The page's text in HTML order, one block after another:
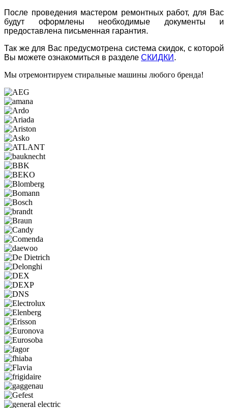
После проведения мастером ремонтных работ, для Вас
будут оформлены необходимые документы и
предоставлена письменная гарантия.
Так же для Вас предусмотрена система скидок, с которой
Вы можете ознакомиться в разделе СКИДКИ .
Мы отремонтируем стиральные машины любого бренда!